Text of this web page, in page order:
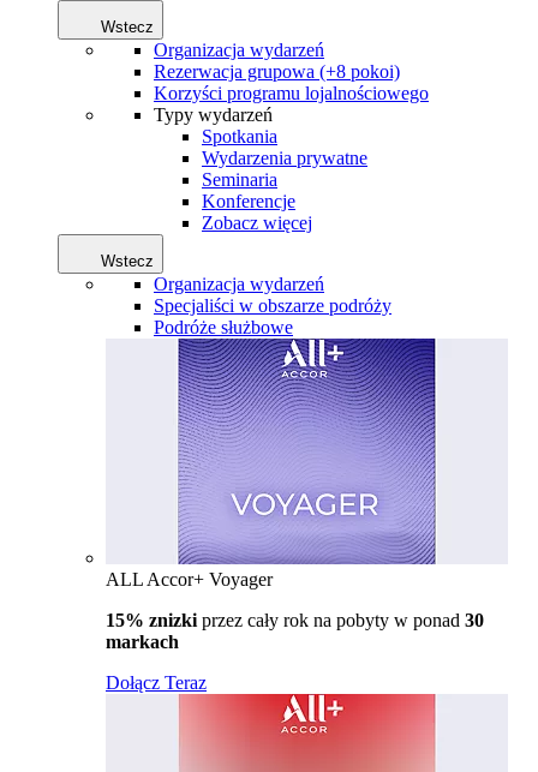
Wstecz
Organizacja wydarzeń
Rezerwacja grupowa (+8 pokoi)
Korzyści programu lojalnościowego
Typy wydarzeń
Spotkania
Wydarzenia prywatne
Seminaria
Konferencje
Zobacz więcej
Wstecz
Organizacja wydarzeń
Specjaliści w obszarze podróży
Podróże służbowe
ALL Accor+ Voyager
15% znizki przez cały rok na pobyty w ponad 30
markach
Dołącz Teraz